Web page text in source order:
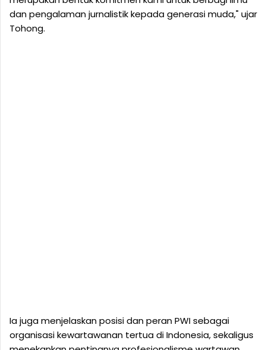
dan pengalaman jurnalistik kepada generasi muda," ujar
Tohong.
Ia juga menjelaskan posisi dan peran PWI sebagai
organisasi kewartawanan tertua di Indonesia, sekaligus